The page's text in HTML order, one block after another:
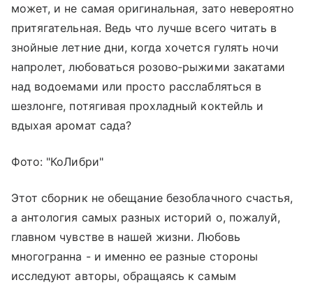
может, и не самая оригинальная, зато невероятно
притягательная. Ведь что лучше всего читать в
знойные летние дни, когда хочется гулять ночи
напролет, любоваться розово‑рыжими закатами
над водоемами или просто расслабляться в
шезлонге, потягивая прохладный коктейль и
вдыхая аромат сада?
Фото: "КоЛибри"
Этот сборник не обещание безоблачного счастья,
а антология самых разных историй о, пожалуй,
главном чувстве в нашей жизни. Любовь
многогранна - и именно ее разные стороны
исследуют авторы, обращаясь к самым